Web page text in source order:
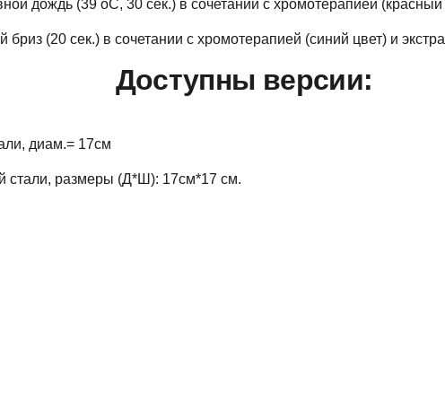
дождь (39 оС, 30 сек.) в сочетании с хромотерапией
(20 сек.) в сочетании с хромотерапией (синий цвет) и
Доступны версии:
диам.= 17см
стали, размеры (Д*Ш): 17см*17 см.